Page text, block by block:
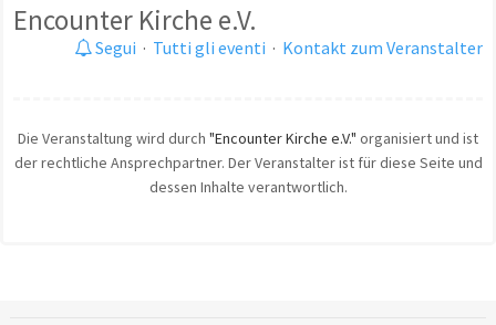
Encounter Kirche e.V.
Segui · Tutti gli eventi · Kontakt zum Veranstalter
Die Veranstaltung wird durch "Encounter Kirche e.V." organisiert und ist
der rechtliche Ansprechpartner. Der Veranstalter ist für diese Seite und
dessen Inhalte verantwortlich.